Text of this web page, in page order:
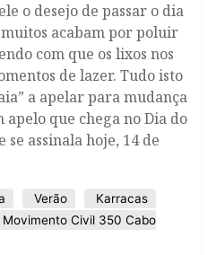
o desejo de passar o dia
acabam por poluir
com que os lixos nos
de lazer. Tudo isto
a apelar para mudança
que chega no Dia do
se assinala hoje, 14 de
Verão
Karracas
Movimento Civil 350 Cabo